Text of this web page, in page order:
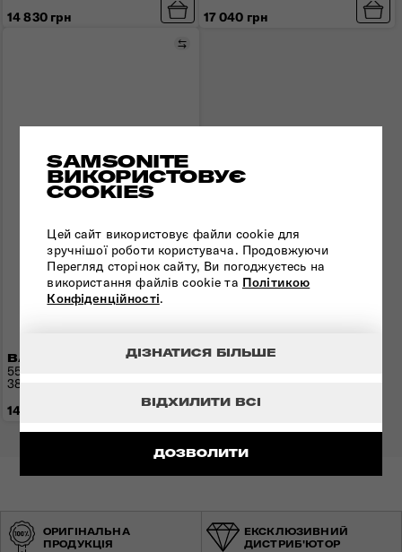
SAMSONITE
ВИКОРИСТОВУЄ
COOKIES
Цей сайт використовує файли cookie для
зручнішої роботи користувача. Продовжуючи
Перегляд сторінок сайту, Ви погоджуєтесь на
використання файлів cookie та Політикою
Конфіденційності.
ДОЗВОЛИТИ
ВІДХИЛИТИ ВСІ
ДІЗНАТИСЯ БІЛЬШЕ
14 830 грн
17 040 грн
ВАЛІЗА 55 СМ AIREA
Порівняти
55x35x22(25) см | 1,8 кг |
38(43,5) л
14 830 грн
ОРИГІНАЛЬНА
ПРОДУКЦІЯ
ЕКСКЛЮЗИВНИЙ
ДИСТРИБ'ЮТОР